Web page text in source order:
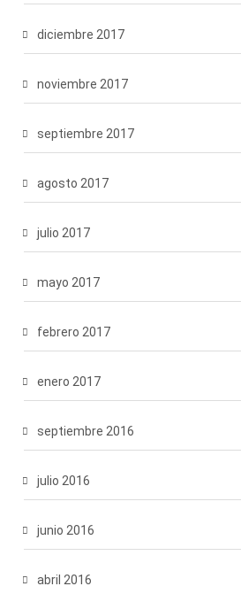
diciembre 2017
noviembre 2017
septiembre 2017
agosto 2017
julio 2017
mayo 2017
febrero 2017
enero 2017
septiembre 2016
julio 2016
junio 2016
abril 2016